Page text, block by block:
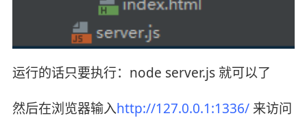
运行的话只要执行：node server.js 就可以了
然后在浏览器输入http://127.0.0.1:1336/来访问